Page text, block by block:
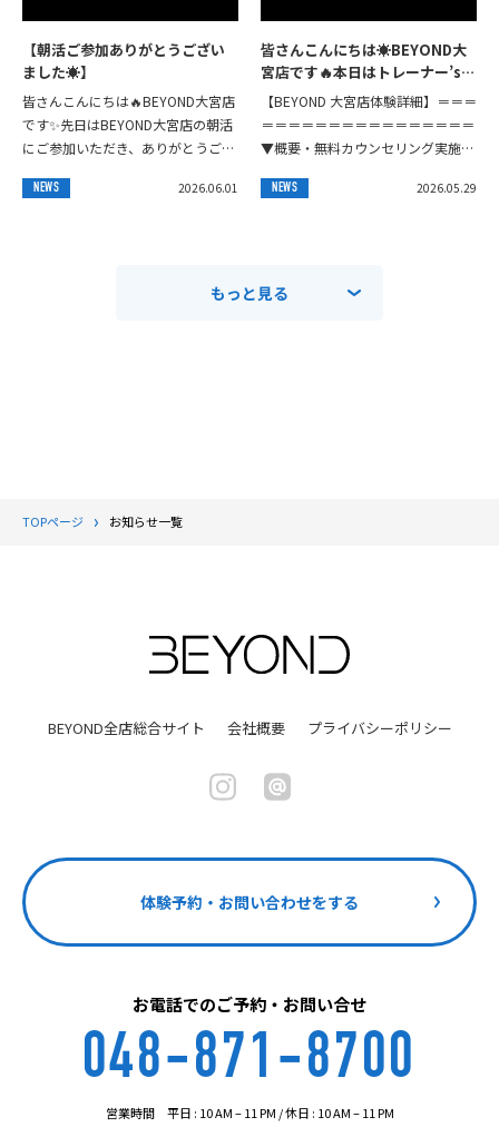
【朝活ご参加ありがとうござい
ました☀️】
皆さんこんにちは🔥BEYOND大宮店
です✨️先日はBEYOND大宮店の朝活
にご参加いただき、ありがとうござ
いただき、店舗に集合した後、大宮
NEWS 2026.06.01
皆さんこんにちは☀️BEYOND大
宮店です🔥⁡本日はトレーナー’sト
レーニング⁡胸肩三頭(pushday)
の様子を公開します✨️⁡⁡皆さんも真
似して見て下さい🙆‍♀️
【BEYOND 大宮店体験詳細】＝＝＝
＝＝＝＝＝＝＝＝＝＝＝＝＝＝＝＝
▼概要・無料カウンセリング実施
↓↓↓・体験トレーニング料:¥0
NEWS 2026.05.29
もっと見る
TOPページ お知らせ一覧
BEYOND全店総合サイト 会社概要 プライバシーポリシー
体験予約・お問い合わせをする
お電話でのご予約・お問い合せ
048-871-8700
営業時間 平日 : 10 AM – 11 PM / 休日 : 10 AM – 11 PM